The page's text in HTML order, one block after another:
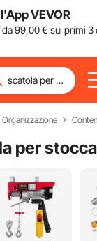
VEVOR
da99,00€ sui primi 3
per